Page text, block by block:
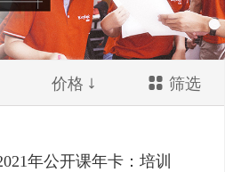
价格 筛选
年公开课年卡：培训